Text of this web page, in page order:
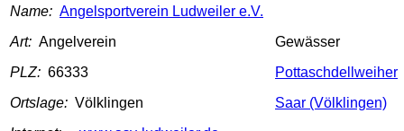
Name: Angelsportverein Ludweiler e.V.
Art: Angelverein
PLZ: 66333
Ortslage: Völklingen
Gewässer
Pottaschdellweiher
Saar (Völklingen)